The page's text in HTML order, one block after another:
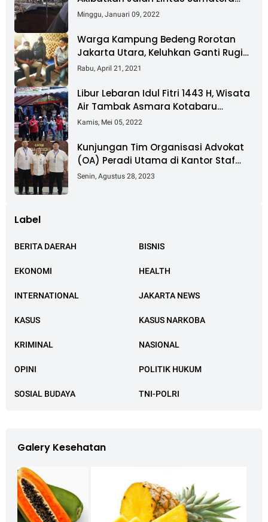
Nyaris Putus
Minggu, Januari 09, 2022
Warga Kampung Bedeng Rorotan
Jakarta Utara, Keluhkan Ganti Rugi
Pembebasan Lahan Tol Cibitung -
Rabu, April 21, 2021
Libur Lebaran Idul Fitri 1443 H, Wisata
Air Tambak Asmara Kotabaru
Dipadati Ribuan Pengunjung
Kamis, Mei 05, 2022
Kunjungan Tim Organisasi Advokat
(OA) Peradi Utama di Kantor Staf
Kepresidenan RI Istana Negara
Senin, Agustus 28, 2023
Label
BERITA DAERAH BISNIS
EKONOMI HEALTH
INTERNATIONAL JAKARTA NEWS
KASUS KASUS NARKOBA
KRIMINAL NASIONAL
OPINI POLITIK HUKUM
SOSIAL BUDAYA TNI-POLRI
Galery Kesehatan